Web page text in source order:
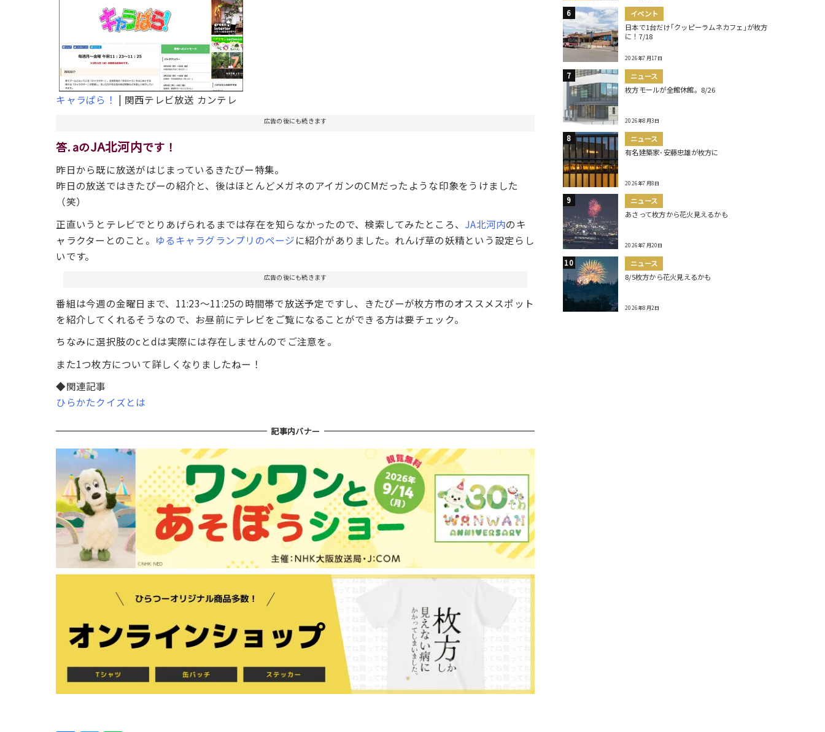
キャラぱら！ | 関西テレビ放送 カンテレ
広告の後にも続きます
答. aのJA北河内です！
昨日から既に放送がはじまっているきたぴー特集。
昨日の放送ではきたぴーの紹介と、後はほとんどメガネのアイガンのCMだったような印象をうけました
（笑）
正直いうとテレビでとりあげられるまでは存在を知らなかったので、検索してみたところ、 JA北河内のキ
ャラクターとのこと。 ゆるキャラグランプリのページに紹介がありました。れんげ草の妖精という設定らし
いです。
広告の後にも続きます
番組は今週の金曜日まで、11:23～11:25の時間帯で放送予定ですし、きたぴーが枚方市のオススメスポット
を紹介してくれるそうなので、お昼前にテレビをご覧になることができる方は要チェック。
ちなみに選択肢のcとdは実際には存在しませんのでご注意を。
また1つ枚方について詳しくなりましたねー！
◆関連記事
ひらかたクイズとは
記事内バナー
イベント
日本で1台だけ｢クッピーラムネカフェ｣が枚方
に！7/18
2026年7月17日
ニュース
枚方モールが全館休館。8/26
2026年8月3日
ニュース
有名建築家･安藤忠雄が枚方に
2026年7月8日
ニュース
あさって枚方から花火見えるかも
2026年7月20日
ニュース
8/5枚方から花火見えるかも
2026年8月2日